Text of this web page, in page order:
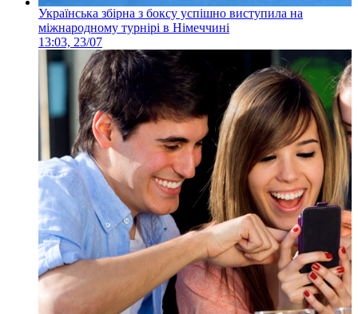
Українська збірна з боксу успішно виступила на
міжнародному турнірі в Німеччині
13:03, 23/07